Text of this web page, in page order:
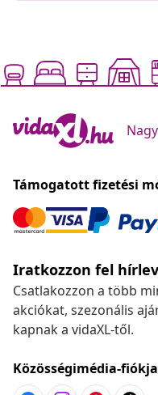
Támogatott fizetési
Iratkozzon fel
Csatlakozzon a több
akciókat, szezonális
kapnak a vidaXL-től.
Közösségimédia-